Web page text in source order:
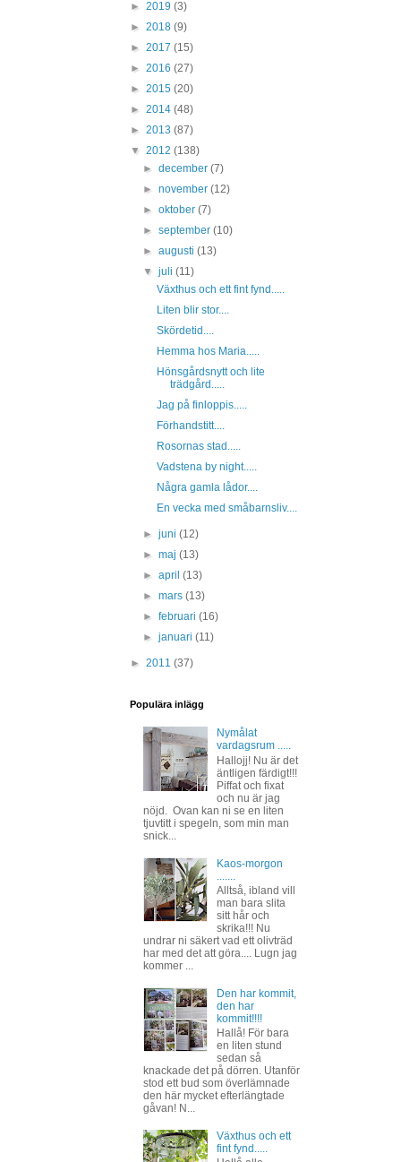
► 2019 (3)
► 2018 (9)
► 2017 (15)
► 2016 (27)
► 2015 (20)
► 2014 (48)
► 2013 (87)
▼ 2012 (138)
►december(7)
►november(12)
►oktober(7)
►september(10)
►augusti(13)
▼juli(11)
Växthus och ett fint fynd.....
Liten blir stor....
Skördetid....
Hemma hos Maria.....
Hönsgårdsnytt och lite
trädgård.....
Jag på finloppis.....
Förhandstitt....
Rosornas stad.....
Vadstena by night.....
Några gamla lådor....
En vecka med småbarnsliv....
►juni(12)
►maj(13)
►april(13)
►mars(13)
►februari(16)
►januari(11)
► 2011 (37)
Populära inlägg
Nymålat
vardagsrum .....
Hallojj! Nu är det
äntligen färdigt!!!
Piffat och fixat
och nu är jag
nöjd. Ovan kan ni se en liten
tjuvtitt i spegeln, som min man
snick...
Kaos-morgon
Alltså, ibland vill
man bara slita
sitt hår och
skrika!!! Nu
undrar ni säkert vad ett olivträd
har med det att göra.... Lugn jag
kommer ...
Den har kommit,
den har
kommit!!!!
Hallå! För bara
en liten stund
sedan så
knackade det på dörren. Utanför
stod ett bud som överlämnade
den här mycket efterlängtade
gåvan! N...
Växthus och ett
fint fynd.....